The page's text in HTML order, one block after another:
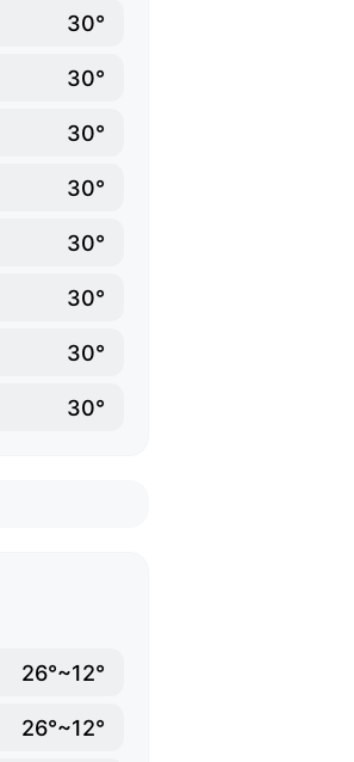
30°
30°
30°
30°
30°
30°
30°
30°
26°~12°
26°~12°